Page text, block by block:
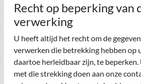
Recht op beperking van
verwerking
U heeft altijd het recht om de
verwerken die betrekking hebben op
daartoe herleidbaar zijn, te
met die strekking doen aan onze